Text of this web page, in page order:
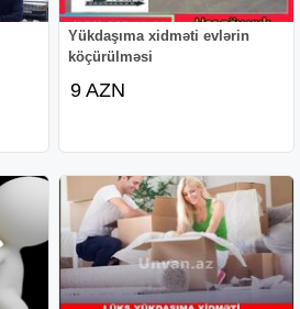
Yükdaşıma xidməti evlərin
köçürülməsi
9 AZN